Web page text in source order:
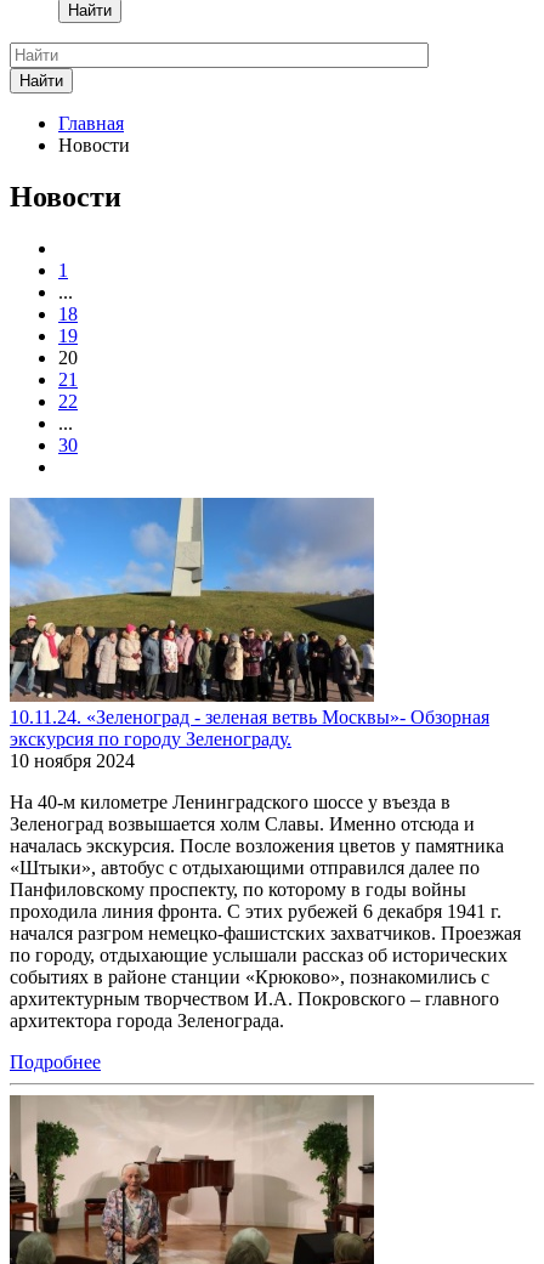
Найти
Найти
Главная
Новости
Новости
1
...
18
19
20
21
22
...
30
10.11.24. «Зеленоград - зеленая ветвь Москвы»- Обзорная
экскурсия по городу Зеленограду.
10 ноября 2024
На 40-м километре Ленинградского шоссе у въезда в
Зеленоград возвышается холм Славы. Именно отсюда и
началась экскурсия. После возложения цветов у памятника
«Штыки», автобус с отдыхающими отправился далее по
Панфиловскому проспекту, по которому в годы войны
проходила линия фронта. С этих рубежей 6 декабря 1941 г.
начался разгром немецко-фашистских захватчиков. Проезжая
по городу, отдыхающие услышали рассказ об исторических
событиях в районе станции «Крюково», познакомились с
архитектурным творчеством И.А. Покровского – главного
архитектора города Зеленограда.
Подробнее